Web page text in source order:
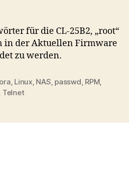
für die CL-25B2, „root“
in der Aktuellen Firmware
zu werden.
, Linux, NAS, passwd, RPM,
Telnet